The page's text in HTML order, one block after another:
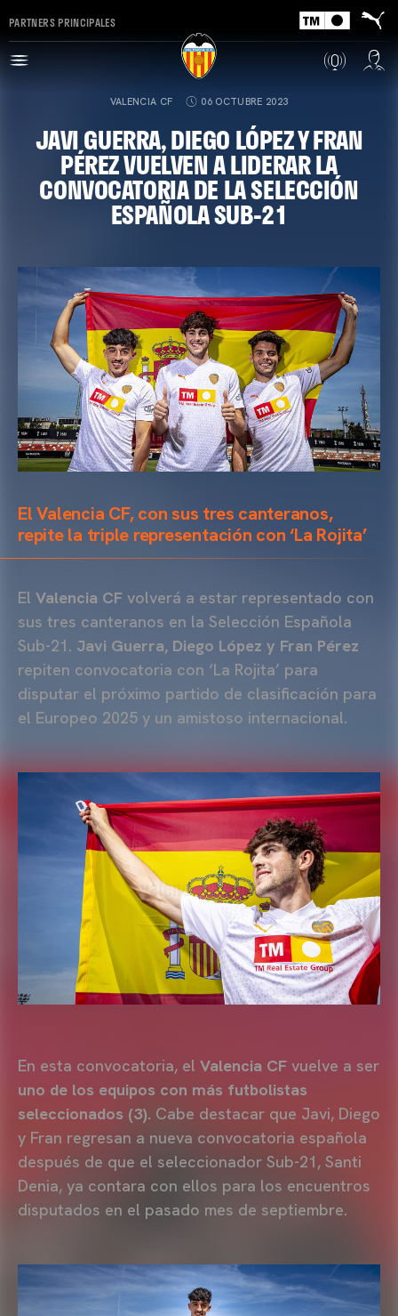
PARTNERS PRINCIPALES
VALENCIA CF 06 OCTUBRE 2023
JAVI GUERRA, DIEGO LÓPEZ Y FRAN
PÉREZ VUELVEN A LIDERAR LA
CONVOCATORIA DE LA SELECCIÓN
ESPAÑOLA SUB-21
El Valencia CF, con sus tres canteranos,
repite la triple representación con ‘La Rojita’
El Valencia CF volverá a estar representado con
sus tres canteranos en la Selección Española
Sub-21. Javi Guerra, Diego López y Fran Pérez
repiten convocatoria con ‘La Rojita’ para
disputar el próximo partido de clasificación para
el Europeo 2025 y un amistoso internacional.
En esta convocatoria, el Valencia CF vuelve a ser
uno de los equipos con más futbolistas
seleccionados (3). Cabe destacar que Javi, Diego
y Fran regresan a nueva convocatoria española
después de que el seleccionador Sub-21, Santi
Denia, ya contara con ellos para los encuentros
disputados en el pasado mes de septiembre.